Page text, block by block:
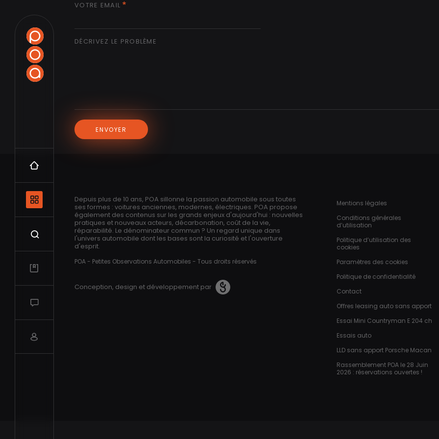
Navigation principale et les catégories
Recherche
Mes vidéos
VOTRE EMAIL
DÉCRIVEZ LE PROBLÈME
ENVOYER
Depuis plus de 10 ans, POA sillonne la passion automobile sous toutes
ses formes : voitures anciennes, modernes, électriques. POA propose
également des contenus sur les grands enjeux d'aujourd'hui : nouvelles
pratiques et nouveaux acteurs, décarbonation, coût de la vie,
réparabilité. Le dénominateur commun ? Un regard unique dans
l'univers automobile dont les bases sont la curiosité et l'ouverture
d'esprit.
POA - Petites Observations Automobiles - Tous droits réservés
Conception, design et développement par
Pied de page
Mentions légales
Conditions générales
d’utilisation
Politique d’utilisation des
cookies
Paramètres des cookies
Politique de confidentialité
Contact
Offres leasing auto sans apport
Essai Mini Countryman E 204 ch
Essais auto
LLD sans apport Porsche Macan
Rassemblement POA le 28 Juin
2026 : réservations ouvertes !